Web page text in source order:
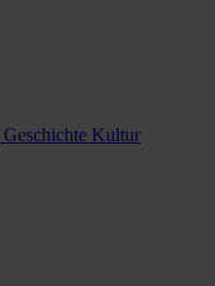
Geschichte Kultur